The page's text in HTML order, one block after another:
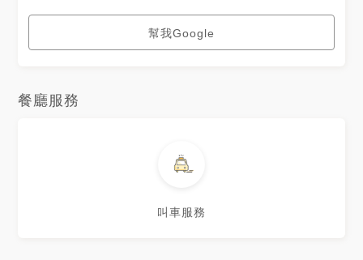
幫我Google
餐廳服務
叫車服務